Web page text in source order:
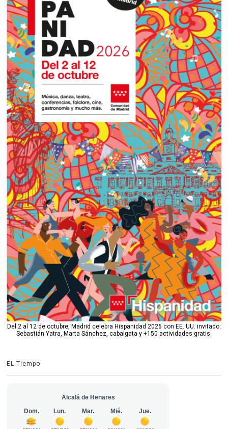
Del 2 al 12 de octubre, Madrid celebra Hispanidad 2026 con EE. UU. invitado:
Sebastián Yatra, Marta Sánchez, cabalgata y +150 actividades gratis.
EL Tiempo